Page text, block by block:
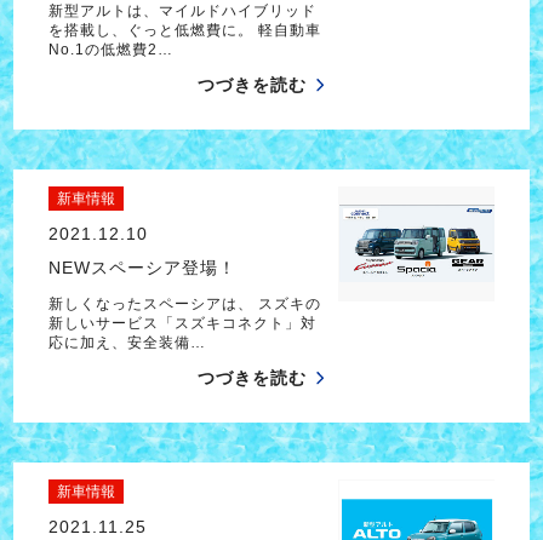
新型アルトは、マイルドハイブリッド
を搭載し、ぐっと低燃費に。 軽自動車
No.1の低燃費2…
つづきを読む
新車情報
2021.12.10
NEWスペーシア登場！
新しくなったスペーシアは、 スズキの
新しいサービス「スズキコネクト」対
応に加え、安全装備…
つづきを読む
新車情報
2021.11.25